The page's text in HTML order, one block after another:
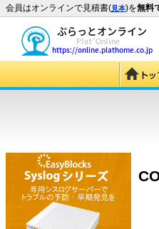
会員はオンラインで見積書(見本)を無料